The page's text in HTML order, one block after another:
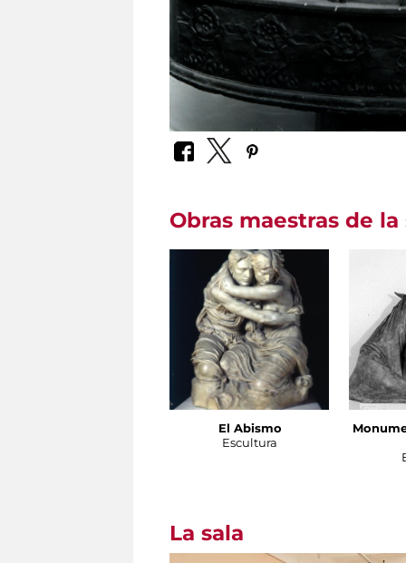
Obras maestras de la
El Abismo
Escultura
La sala